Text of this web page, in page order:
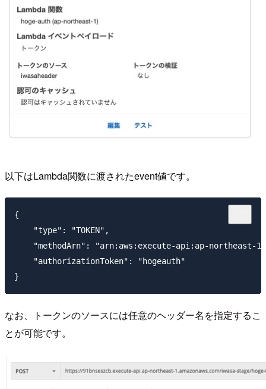
以下はLambda関数に渡されたevent値です。
{
    "type": "TOKEN",
"methodArn": "arn:aws:execute-api:ap-northeast-
    "authorizationToken": "hogeauth"
なお、トークンのソースには任意のヘッダー名を指定するこ
とが可能です。